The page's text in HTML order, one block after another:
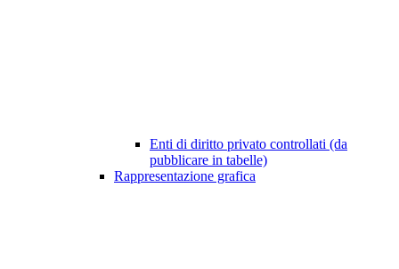
Enti di diritto privato controllati (da
pubblicare in tabelle)
Rappresentazione grafica